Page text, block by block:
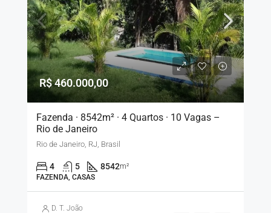
R$ 460.000,00
Fazenda · 8542m² · 4 Quartos · 10 Vagas –
Rio de Janeiro
Rio de Janeiro, RJ, Brasil
4 5 8542m²
FAZENDA, CASAS
D. T. João